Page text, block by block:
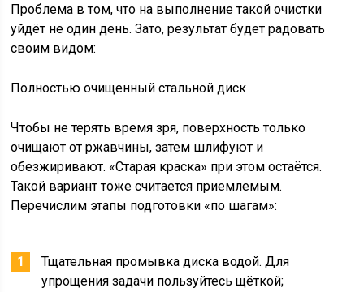
Проблема в том, что на выполнение такой очистки
уйдёт не один день. Зато, результат будет радовать
своим видом:
Полностью очищенный стальной диск
Чтобы не терять время зря, поверхность только
очищают от ржавчины, затем шлифуют и
обезжиривают. «Старая краска» при этом остаётся.
Такой вариант тоже считается приемлемым.
Перечислим этапы подготовки «по шагам»:
Тщательная промывка диска водой. Для
упрощения задачи пользуйтесь щёткой;